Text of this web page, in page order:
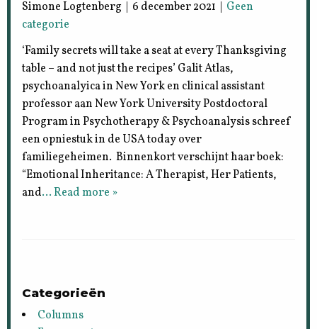
Simone Logtenberg | 6 december 2021 | Geen
categorie
‘Family secrets will take a seat at every Thanksgiving
table – and not just the recipes’ Galit Atlas,
psychoanalyica in New York en clinical assistant
professor aan New York University Postdoctoral
Program in Psychotherapy & Psychoanalysis schreef
een opniestuk in de USA today over
familiegeheimen. Binnenkort verschijnt haar boek:
“Emotional Inheritance: A Therapist, Her Patients,
and… Read more »
Categorieën
Columns